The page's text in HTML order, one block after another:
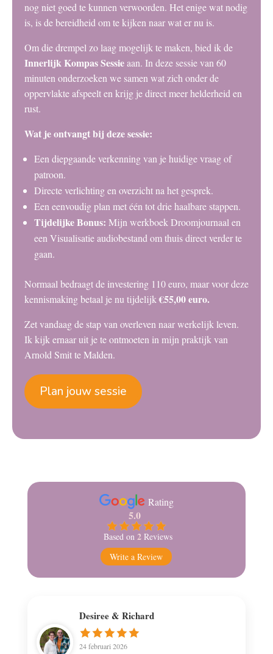
nog niet goed te kunnen verwoorden. Het enige wat nodig
is, is de bereidheid om te kijken naar wat er nu is.
Om die drempel zo laag mogelijk te maken, bied ik de
Innerlijk Kompas Sessieaan. In deze sessie van 60
minuten onderzoeken we samen wat zich onder de
oppervlakte afspeelt en krijg je direct meer helderheid en
rust.
Wat je ontvangt bij deze sessie:
Een diepgaande verkenning van je huidige vraag of
patroon.
Directe verlichting en overzicht na het gesprek.
Een eenvoudig plan met één tot drie haalbare stappen.
Tijdelijke Bonus: Mijn werkboek Droomjournaal en
een Visualisatie audiobestand om thuis direct verder te
gaan.
Normaal bedraagt de investering 110 euro, maar voor deze
kennismaking betaal je nu tijdelijk€55,00 euro.
Zet vandaag de stap van overleven naar werkelijk leven.
Ik kijk ernaar uit je te ontmoeten in mijn praktijk van
Arnold Smit te Malden.
Plan jouw sessie
Rating
5.0
Based on 2Reviews
Write a Review
Desiree & Richard
24 februari 2026